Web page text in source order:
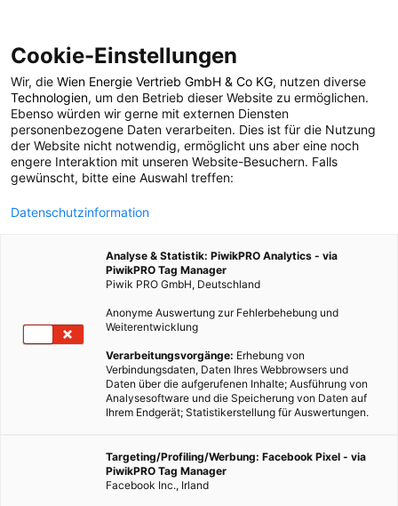
POSTS BY TAG
Daniel Veitschegger
1 BEITRAG
Cookie-Einstellungen
Wir, die Wien Energie Vertrieb GmbH & Co KG, nutzen diverse
Technologien, um den Betrieb dieser Website zu ermöglichen.
Ebenso würden wir gerne mit externen Diensten
personenbezogene Daten verarbeiten. Dies ist für die Nutzung
der Website nicht notwendig, ermöglicht uns aber eine noch
engere Interaktion mit unseren Website-Besuchern. Falls
gewünscht, bitte eine Auswahl treffen:
Datenschutzinformation
Analyse & Statistik: PiwikPRO Analytics - via
PiwikPRO Tag Manager
Piwik PRO GmbH, Deutschland
Anonyme Auswertung zur Fehlerbehebung und
Weiterentwicklung
Verarbeitungsvorgänge: Erhebung von
Verbindungsdaten, Daten Ihres Webbrowsers und
Daten über die aufgerufenen Inhalte; Ausführung von
Analysesoftware und die Speicherung von Daten auf
Ihrem Endgerät; Statistikerstellung für Auswertungen.
Targeting/Profiling/Werbung: Facebook Pixel - via
PiwikPRO Tag Manager
Facebook Inc., Irland